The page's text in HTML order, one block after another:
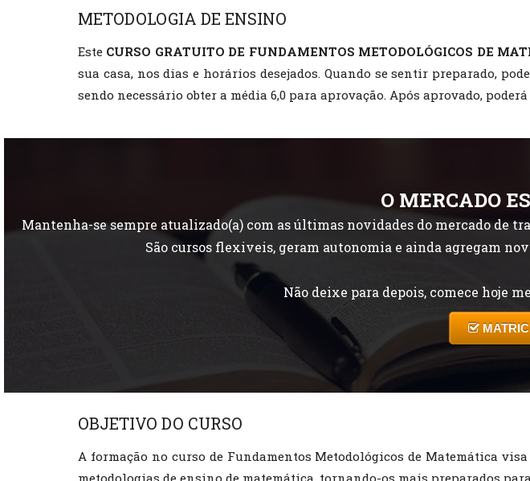
METODOLOGIA DE ENSINO
Este CURSO GRATUITO DE FUNDAMENTOS METODOLÓGICOS DE
sua casa, nos dias e horários desejados. Quando se sentir preparado,
sendo necessário obter a média 6,0 para aprovação. Após aprovado,
O MERCADO
Mantenha-se sempre atualizado(a) com as últimas novidades do mercado de
São cursos flexiveis, geram autonomia e ainda agregam
Não deixe para depois, comece hoje
OBJETIVO DO CURSO
A formação no curso de Fundamentos Metodológicos de Matemática
metodologias de ensino de matemática, tornando-os mais preparados